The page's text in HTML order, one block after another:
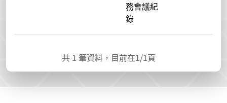
務會議紀
錄
共 1 筆資料，目前在1/1頁